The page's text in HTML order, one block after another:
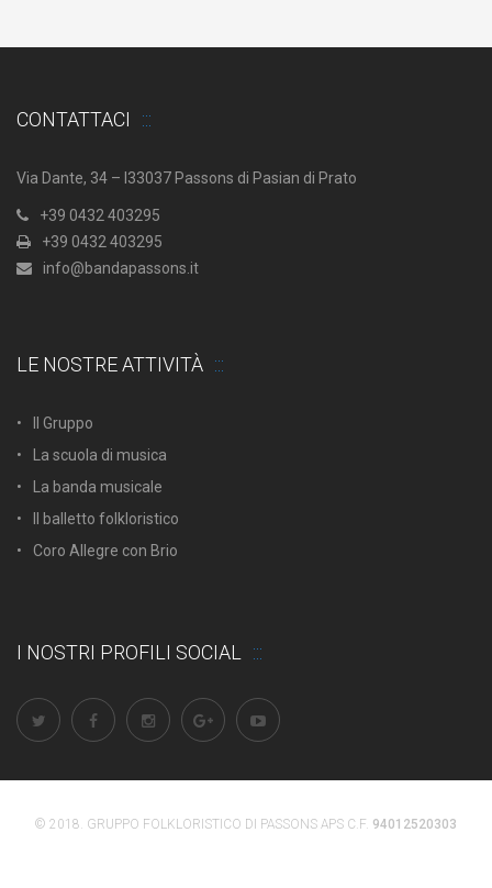
CONTATTACI
Via Dante, 34 – I33037 Passons di Pasian di Prato
+39 0432 403295
+39 0432 403295
info@bandapassons.it
LE NOSTRE ATTIVITÀ
Il Gruppo
La scuola di musica
La banda musicale
Il balletto folkloristico
Coro Allegre con Brio
I NOSTRI PROFILI SOCIAL
© 2018. GRUPPO FOLKLORISTICO DI PASSONS APS C.F. 94012520303